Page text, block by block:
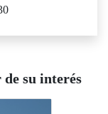
su interés